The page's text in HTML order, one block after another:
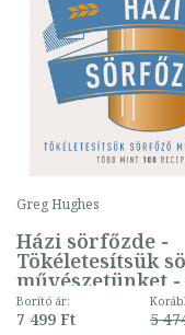
Greg Hughes
Házi sörfőzde -
Tökéletesítsük
művészetünket -
mint 100
kiadás)
Borító ár:
7 499 Ft 5